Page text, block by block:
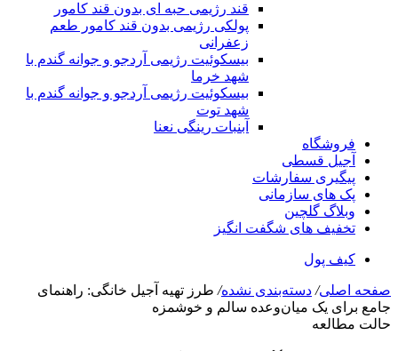
قند رژیمی حبه ای بدون قند کامور
پولکی رژیمی بدون قند کامور طعم
زعفرانی
بيسکوئيت رژیمی آردجو و جوانه گندم با
شهد خرما
بيسکوئيت رژیمی آردجو و جوانه گندم با
شهد توت
آبنبات رینگی نعنا
فروشگاه
آجیل قسطی
پیگیری سفارشات
پک های سازمانی
وبلاگ گلچین
تخفیف های شگفت انگیز
کیف پول
صفحه اصلی/ دسته‌بندی نشده/ طرز تهیه آجیل خانگی: راهنمای
جامع برای یک میان‌وعده سالم و خوشمزه
حالت مطالعه